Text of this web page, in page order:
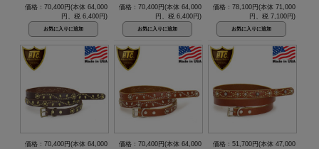
価格：70,400円(本体 64,000
円、税 6,400円)
価格：70,400円(本体 64,000
円、税 6,400円)
価格：78,100円(本体 71,000
円、税 7,100円)
価格：70,400円(本体 64,000
価格：70,400円(本体 64,000
価格：51,700円(本体 47,000